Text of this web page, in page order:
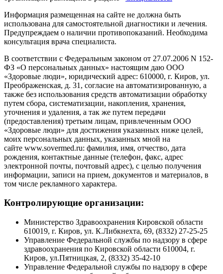
Информация размещенная на сайте не должна быть
использована для самостоятельной диагностики и лечения.
Предупреждаем о наличии противопоказаний. Необходима
консультация врача специалиста.
В соответствии с Федеральным законом от 27.07.2006 N 152-
ФЗ «О персональных данных» настоящим даю ООО
«Здоровые люди», юридический адрес: 610000, г. Киров, ул.
Преображенская, д. 31, согласие на автоматизированную, а
также без использования средств автоматизации обработку
путем сбора, систематизации, накопления, хранения,
уточнения и удаления, а так же путем передачи
(предоставления) третьим лицам, привлеченным ООО
«Здоровые люди» для достижения указанных ниже целей,
моих персональных данных, указанных мной на
сайте www.sovermed.ru: фамилия, имя, отчество, дата
рождения, контактные данные (телефон, факс, адрес
электронной почты, почтовый адрес), с целью получения
информации, записи на прием, документов и материалов, в
том числе рекламного характера.
Контролирующие организации:
Министерство Здравоохранения Кировской области
610019, г. Киров, ул. К.Либкнехта, 69, (8332) 27-25-25
Управление Федеральной службы по надзору в сфере
здравоохранения по Кировской области 610004, г.
Киров, ул.Пятницкая, 2, (8332) 35-42-10
Управление Федеральной службы по надзору в сфере